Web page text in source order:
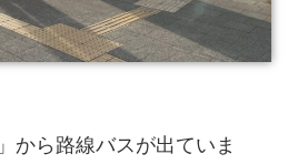
から路線バスが出ていま